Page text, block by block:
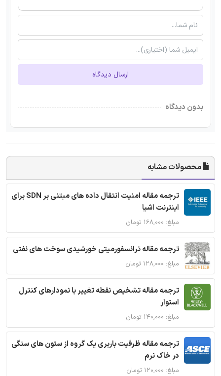
ارسال دیدگاه
بدون دیدگاه
محصولات مشابه
ترجمه مقاله امنیت انتقال داده های مبتنی بر SDN برای
اینترنت اشیا
مبلغ: ۱۶۸,۰۰۰ تومان
ترجمه مقاله ترانسفورمیتی خورشیدی سوخت های نفتی
مبلغ: ۱۲۸,۰۰۰ تومان
ترجمه مقاله تشخیص نقطه تغییر با نمودارهای کنترل
استوار
مبلغ: ۱۴۰,۰۰۰ تومان
ترجمه مقاله ظرفیت باربری یک گروه از ستون های سنگی
در خاک نرم
مبلغ: ۱۲۰,۰۰۰ تومان